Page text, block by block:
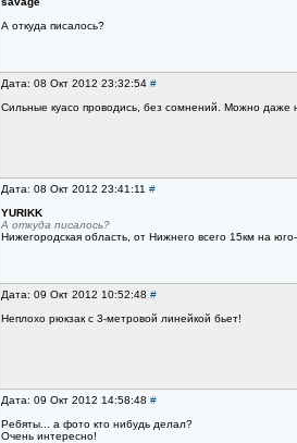
А откуда писалось?
Дата: 08 Окт 2012 23:32:54 #
Сильные куасо проводись, без сомнений. Можно даже
Дата: 08 Окт 2012 23:41:11 #
YURIKK
А откуда писалось?
Нижегородская область, от Нижнего всего 15км на
Дата: 09 Окт 2012 10:52:48 #
Неплохо рюкзак с 3-метровой линейкой бьет!
Дата: 09 Окт 2012 14:58:48 #
Ребяты... а фото кто нибудь делал?
Очень интересно!